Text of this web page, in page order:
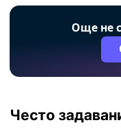
Още не
Често